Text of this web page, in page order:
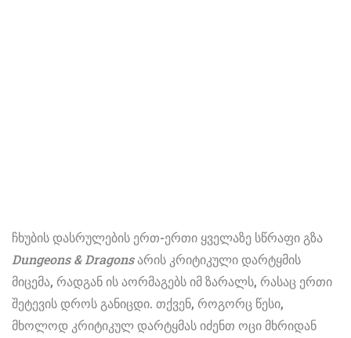
ჩხუბის დასრულების ერთ-ერთი ყველაზე სწრაფი გზა
Dungeons & Dragonsარის კრიტიკული დარტყმის
მიცემა, რადგან ის აორმაგებს იმ ზარალს, რასაც ერთი
შეტევის დროს განიცდი. თქვენ, როგორც წესი,
მხოლოდ კრიტიკულ დარტყმას იძენთ ოცი მხრიდან